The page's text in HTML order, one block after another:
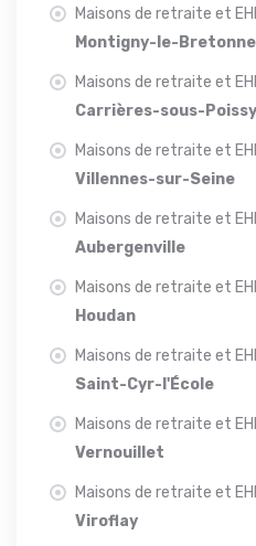
Maisons de retraite et
Montigny-le-
Maisons de retraite et
Carrières-sous-Poissy
Maisons de retraite et
Villennes-sur-Seine
Maisons de retraite et
Aubergenville
Maisons de retraite et
Houdan
Maisons de retraite et
Saint-Cyr-l'École
Maisons de retraite et
Vernouillet
Maisons de retraite et
Viroflay